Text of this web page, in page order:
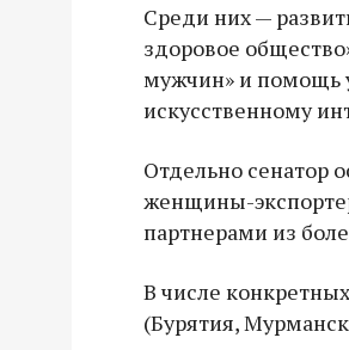
Среди них —
здоровое
мужчин» и помощь
искусственному
Отдельно сенатор
женщины-
партнерами из
В числе
(Бурятия,